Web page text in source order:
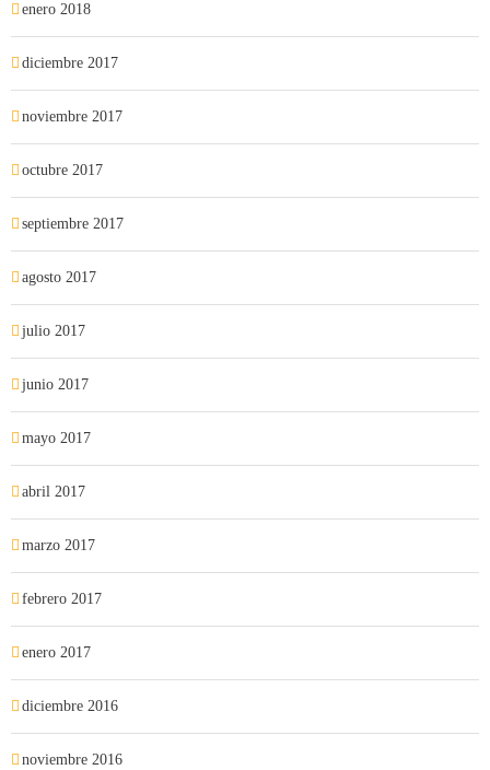
enero 2018
diciembre 2017
noviembre 2017
octubre 2017
septiembre 2017
agosto 2017
julio 2017
junio 2017
mayo 2017
abril 2017
marzo 2017
febrero 2017
enero 2017
diciembre 2016
noviembre 2016